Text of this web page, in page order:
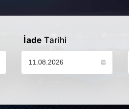
İade Tarihi
Lütfen araç iade tarihinizi seçin